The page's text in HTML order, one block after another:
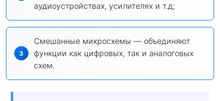
аудиоустройствах, усилителях и т.д;
Смешанные микросхемы — объединяют
функции как цифровых, так и аналоговых
схем.